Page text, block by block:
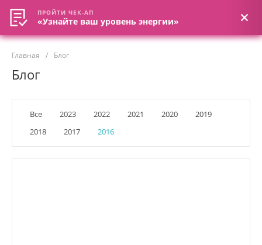
Главная / Блог
Блог
Все 2023 2022 2021 2020
2019
2018
2017 2016
ПРОЙТИ ЧЕК-АП
«Узнайте ваш уровень энергии»
ПРОЙТИ ЧЕК-АП
«Узнайте ваш уровень энергии»